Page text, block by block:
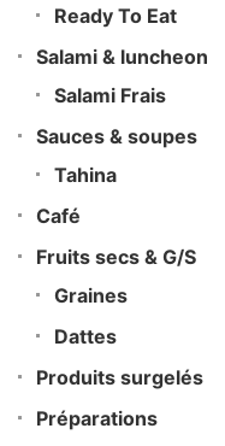
Ready To Eat
Salami & luncheon
Salami Frais
Sauces & soupes
Tahina
Café
Fruits secs & G/S
Graines
Dattes
Produits surgelés
Préparations